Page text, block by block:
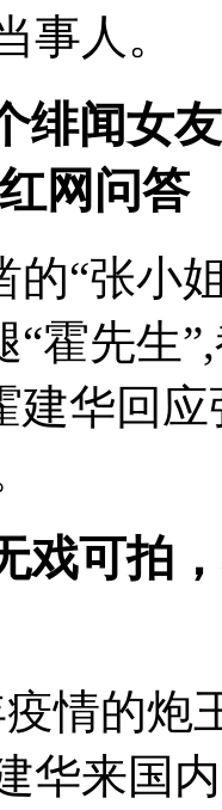
事人。
绯闻女
网问答
的“张小
“霍先生
建华回
戏可拍
情的炮
华来国